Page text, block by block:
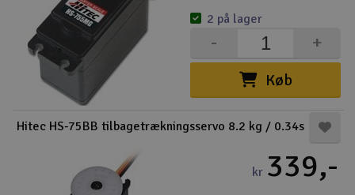
Køb
+
-
2 på lager
Hitec HS-75BB tilbagetrækningsservo 8.2 kg / 0.34s
kr 339,-